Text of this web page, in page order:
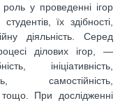
у проведенні ігор
їх здібності,
діяльність. Серед
ділових ігор, —
ініціативність,
самостійність,
тощо. При дослідженні